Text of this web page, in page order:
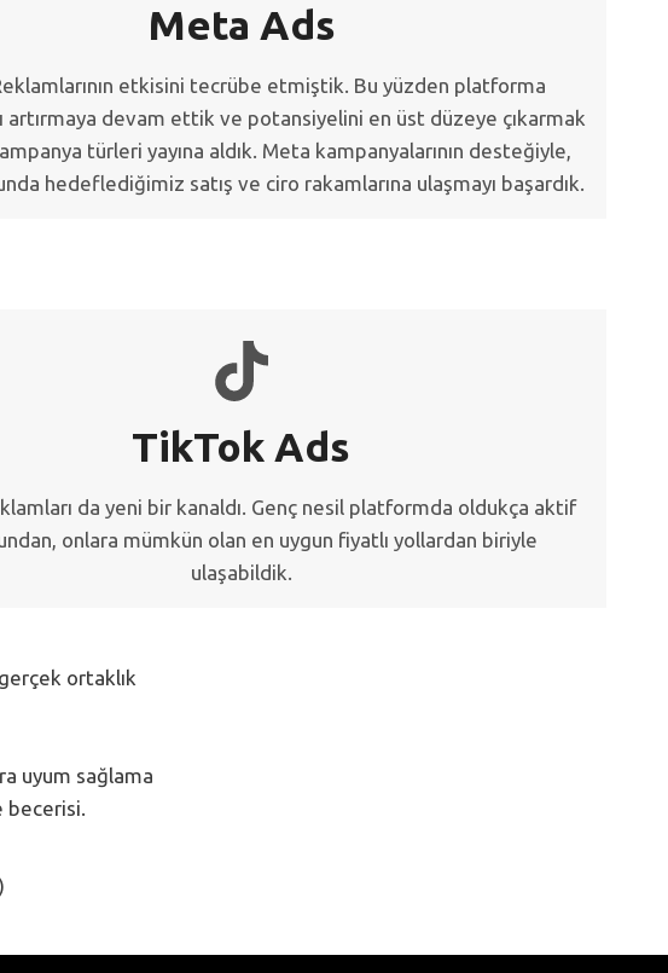
Meta Ads
etkisini tecrübe etmiştik. Bu yüzden platforma
artırmaya devam ettik ve potansiyelini en üst düzeye çıkarmak
türleri yayına aldık. Meta kampanyalarının desteğiyle,
hedeflediğimiz satış ve ciro rakamlarına ulaşmayı başardık.
TikTok Ads
da yeni bir kanaldı. Genç nesil platformda oldukça aktif
onlara mümkün olan en uygun fiyatlı yollardan biriyle
ulaşabildik.
ortaklık
uyum sağlama
becerisi.